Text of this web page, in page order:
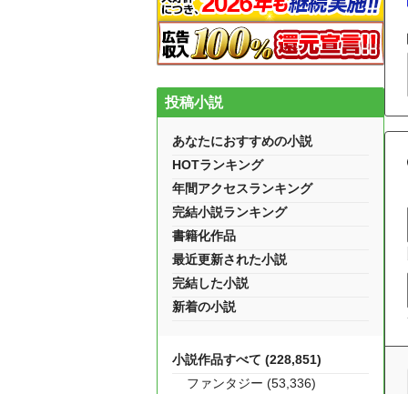
投稿小説
あなたにおすすめの小説
HOTランキング
年間アクセスランキング
完結小説ランキング
書籍化作品
最近更新された小説
完結した小説
新着の小説
小説作品すべて (228,851)
ファンタジー (53,336)